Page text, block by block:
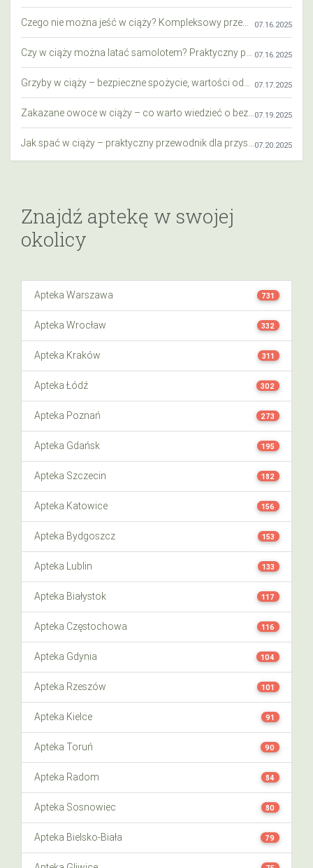
07.16.2025
07.16.2025
07.17.2025
07.19.2025
07.20.2025
Znajdź aptekę w swojej
okolicy
Apteka Warszawa 731
Apteka Wrocław 332
Apteka Kraków 311
Apteka Łódź 302
Apteka Poznań 273
Apteka Gdańsk 195
Apteka Szczecin 182
Apteka Katowice 156
Apteka Bydgoszcz 153
Apteka Lublin 133
Apteka Białystok 117
Apteka Częstochowa 116
Apteka Gdynia 104
Apteka Rzeszów 101
Apteka Kielce 91
Apteka Toruń 90
Apteka Radom 84
Apteka Sosnowiec 80
Apteka Bielsko-Biała 79